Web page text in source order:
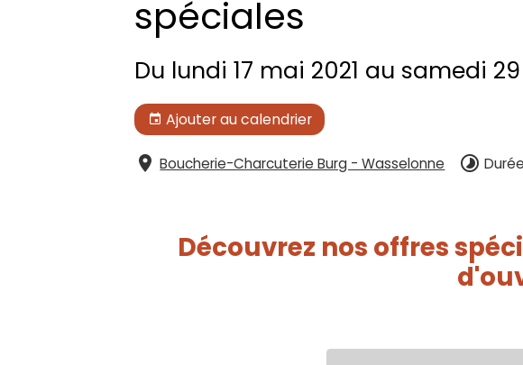
spéciales
Du lundi 17 mai 2021 au samedi
Ajouter au calendrier
Boucherie-Charcuterie Burg - Wasselonne
Découvrez nos offres